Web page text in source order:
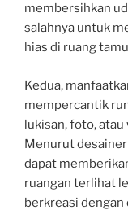
membersihkan
salahnya untuk
hias di ruang
Kedua,
mempercantik
lukisan, foto,
Menurut
dapat
ruangan terlihat
berkreasi dengan